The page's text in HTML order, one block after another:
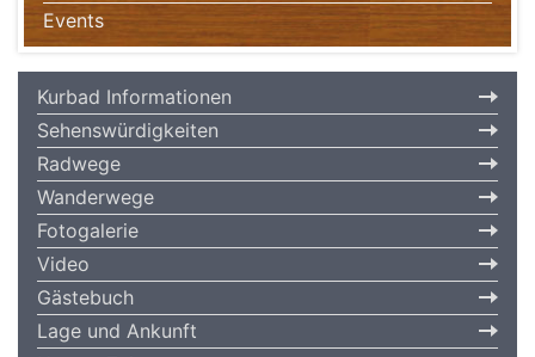
Events
Kurbad Informationen
Sehenswürdigkeiten
Radwege
Wanderwege
Fotogalerie
Video
Gästebuch
Lage und Ankunft